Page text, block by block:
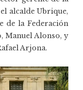
alcalde Ubrique,
de la Federación
Manuel Alonso, y
Arjona.